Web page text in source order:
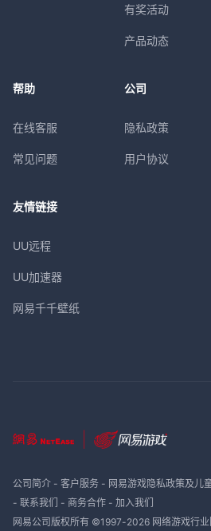
有奖活动
产品动态
帮助
在线客服
常见问题
公司
隐私政策
用户协议
友情链接
UU远程
UU加速器
网易千千壁纸
公司简介- 客户服务- 网易游戏隐私政策及儿
- 联系我们 - 商务合作- 加入我们
网易公司版权所有 ©1997-2026 网络游戏行